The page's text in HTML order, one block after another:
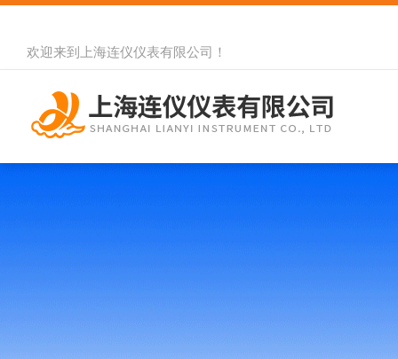
欢迎来到 上海连仪仪表有限公司 ！